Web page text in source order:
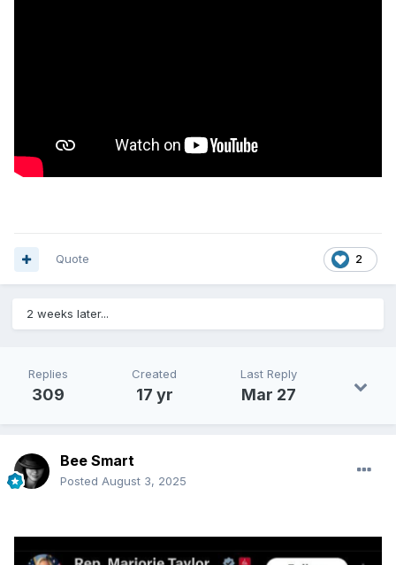
2
Quote
2 weeks later...
Replies
309
Created
17 yr
Last Reply
Mar 27
Bee Smart
Posted August 3, 2025